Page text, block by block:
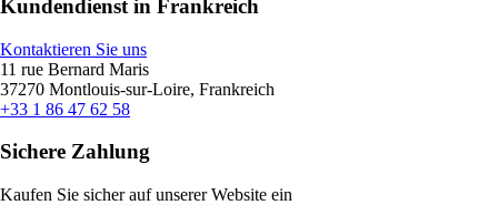
Kundendienst in Frankreich
Kontaktieren Sie uns
11 rue Bernard Maris
37270 Montlouis-sur-Loire, Frankreich
+33 1 86 47 62 58
Sichere Zahlung
Kaufen Sie sicher auf unserer Website ein